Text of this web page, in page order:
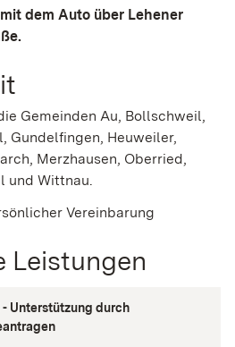
dem Auto über Lehener
Gemeinden Au, Bollschweil,
Gundelfingen, Heuweiler,
Merzhausen, Oberried,
und Wittnau.
Vereinbarung
Leistungen
Unterstützung durch